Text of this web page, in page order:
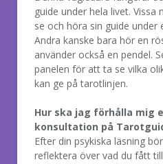
guide under hela livet. Vissa
se och höra sin guide under
Andra kanske bara hör en
använder också en pendel.
panelen för att ta se vilka
kan ge på tarotlinjen.
Hur ska jag förhålla mig
konsultation på
Efter din psykiska läsning
reflektera över vad du fått